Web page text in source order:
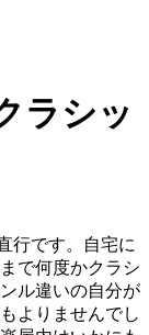
ラシッ
行です。自宅に
で何度かクラシ
ル違いの自分が
よりませんでし